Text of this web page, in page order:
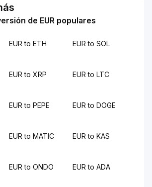
de EUR populares
EUR to ETH EUR to SOL
EUR to XRP EUR to LTC
EUR to PEPE EUR to DOGE
EUR to MATIC EUR to KAS
EUR to ONDO EUR to ADA